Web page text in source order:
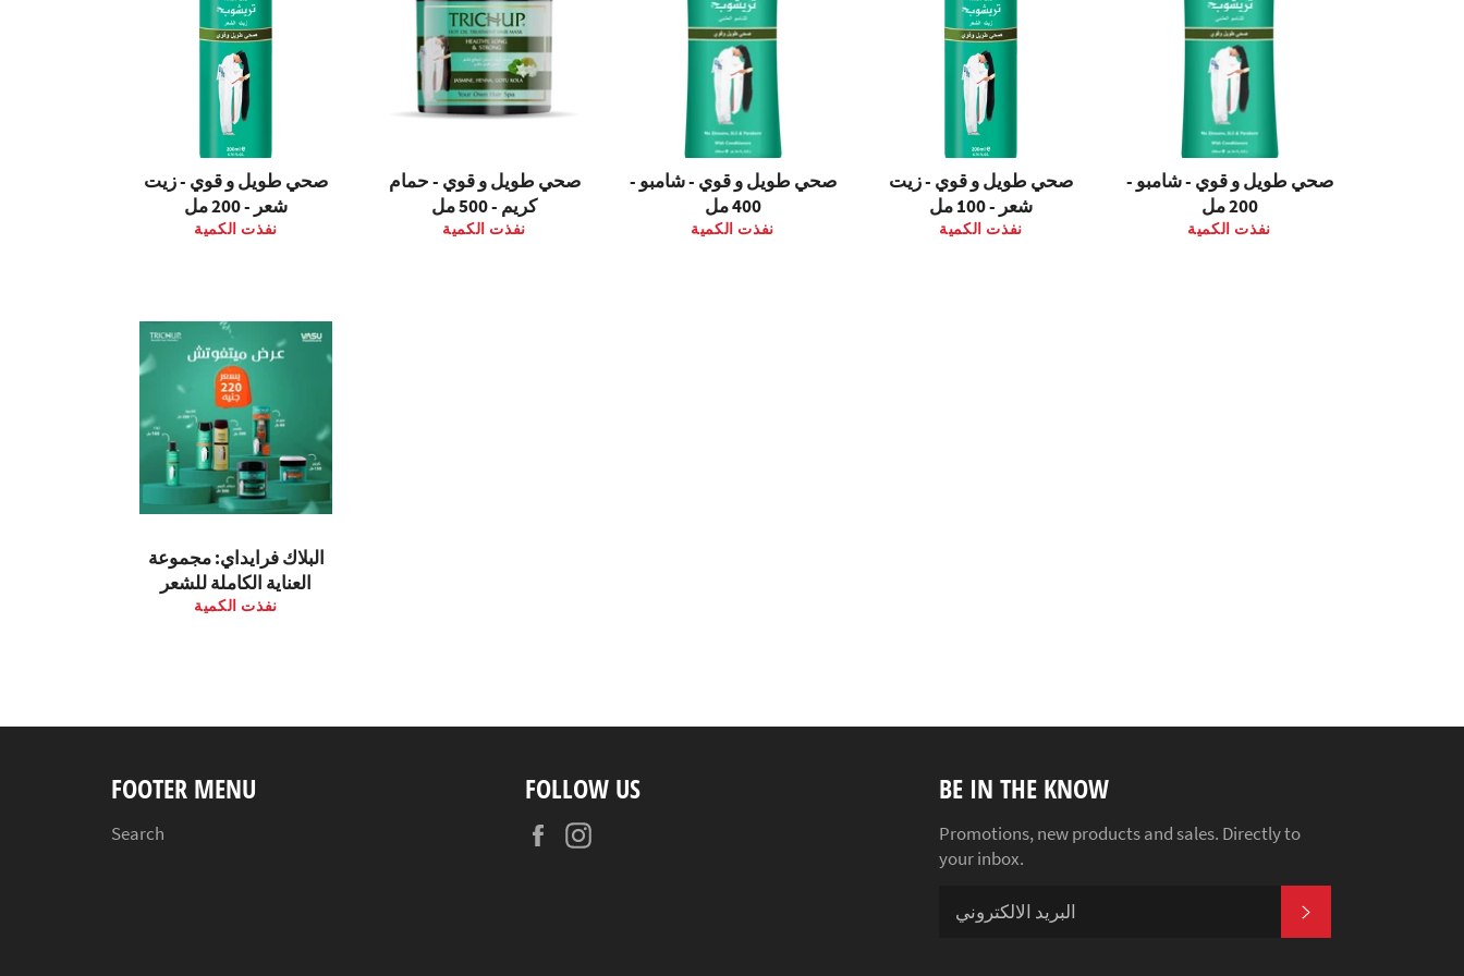
صحي طويل و قوي - زيت
شعر - 200 مل
نفذت الكمية
صحي طويل و قوي - حمام
كريم - 500 مل
نفذت الكمية
صحي طويل و قوي - شامبو -
400 مل
نفذت الكمية
صحي طويل و قوي - زيت
شعر - 100 مل
نفذت الكمية
صحي طويل و قوي - شامبو -
200 مل
نفذت الكمية
البلاك فرايداي: مجموعة
العناية الكاملة للشعر
نفذت الكمية
FOOTER MENU
Search
FOLLOW US
Facebook
BE IN THE KNOW
Promotions, new products and sales. Directly to
your inbox.